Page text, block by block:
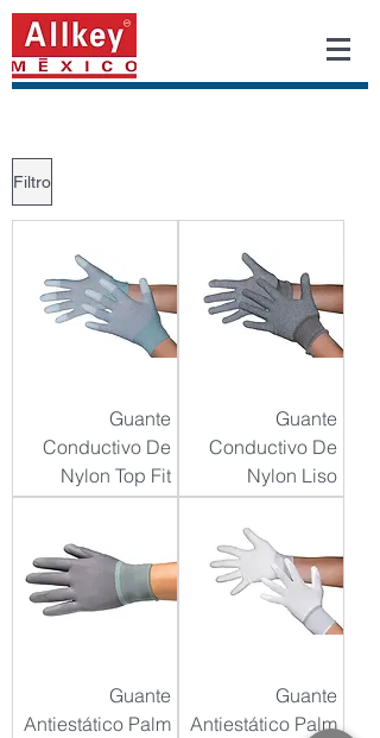
Filtro
Guante
Conductivo De
Nylon Top Fit
Guante
Conductivo De
Nylon Liso
Guante
Antiestático Palm
Guante
Antiestático Palm